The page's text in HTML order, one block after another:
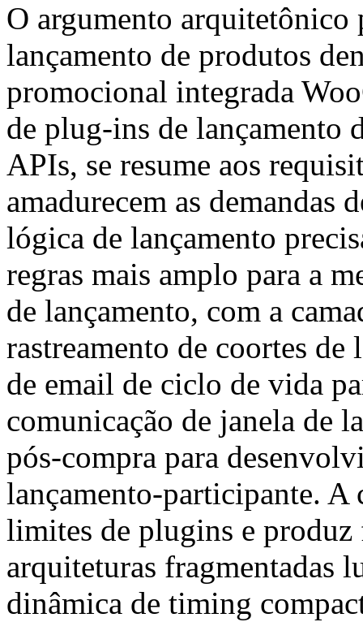
O argumento arquitetônico
lançamento de produtos
promocional integrada
de plug-ins de lançamento
APIs, se resume aos
amadurecem as demandas
lógica de lançamento
regras mais amplo para a
de lançamento, com a
rastreamento de coortes
de email de ciclo de vida
comunicação de janela de
pós-compra para
lançamento-participante. A
limites de plugins e produz
arquiteturas fragmentadas
dinâmica de timing